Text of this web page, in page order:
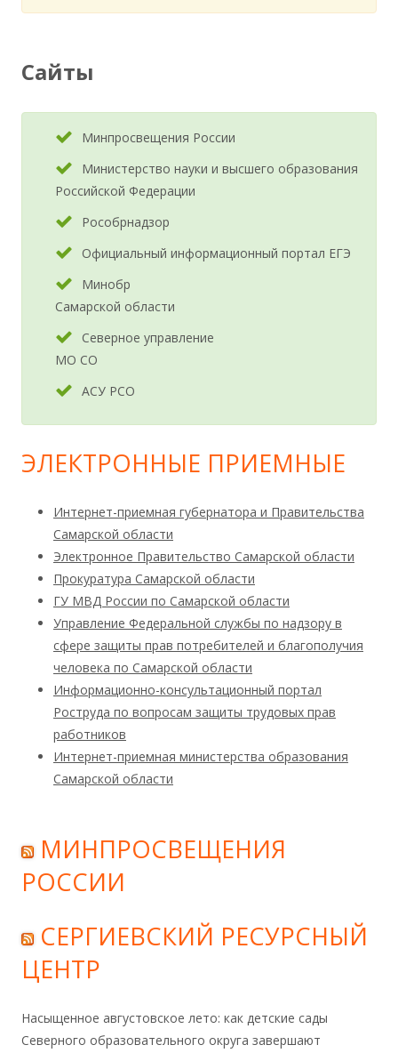
Сайты
Минпросвещения России
Министерство науки и высшего образования
Российской Федерации
Рособрнадзор
Официальный информационный портал ЕГЭ
Минобр
Самарской области
Северное управление
МО СО
АСУ РСО
ЭЛЕКТРОННЫЕ ПРИЕМНЫЕ
Интернет-приемная губернатора и Правительства
Самарской области
Электронное Правительство Самарской области
Прокуратура Самарской области
ГУ МВД России по Самарской области
Управление Федеральной службы по надзору в
сфере защиты прав потребителей и благополучия
человека по Самарской области
Информационно-консультационный портал
Роструда по вопросам защиты трудовых прав
работников
Интернет-приемная министерства образования
Самарской области
МИНПРОСВЕЩЕНИЯ
РОССИИ
СЕРГИЕВСКИЙ РЕСУРСНЫЙ
ЦЕНТР
Насыщенное августовское лето: как детские сады
Северного образовательного округа завершают